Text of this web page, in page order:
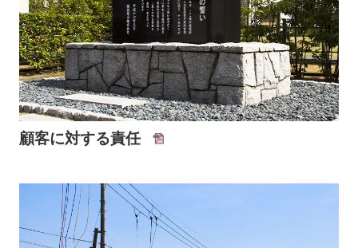
顧客に対する責任